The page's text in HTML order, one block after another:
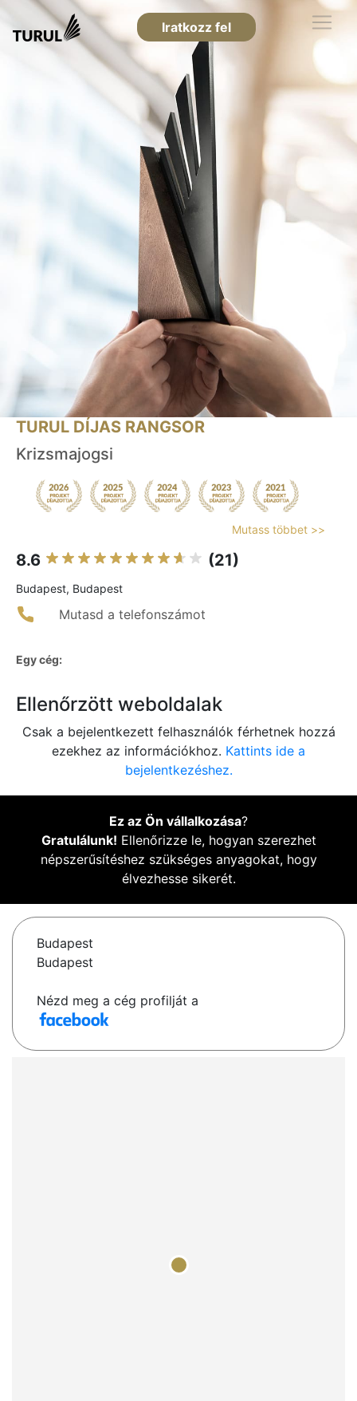
Iratkozz fel
TURUL DÍJAS RANGSOR
Krizsmajogsi
Mutass többet >>
8.6 (21)
Budapest, Budapest
Mutasd a telefonszámot
Egy cég:
Ellenőrzött weboldalak
Csak a bejelentkezett felhasználók férhetnek hozzá
ezekhez az információkhoz. Kattints ide a
bejelentkezéshez.
Ez az Ön vállalkozása?
Gratulálunk! Ellenőrizze le, hogyan szerezhet
népszerűsítéshez szükséges anyagokat, hogy
élvezhesse sikerét.
Budapest
Budapest
Nézd meg a cég profilját a